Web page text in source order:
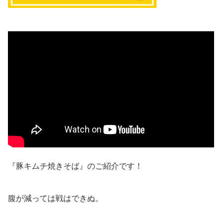
『豚キムチ焼きそば』のご紹介です！
腹が減っては戦はできぬ。